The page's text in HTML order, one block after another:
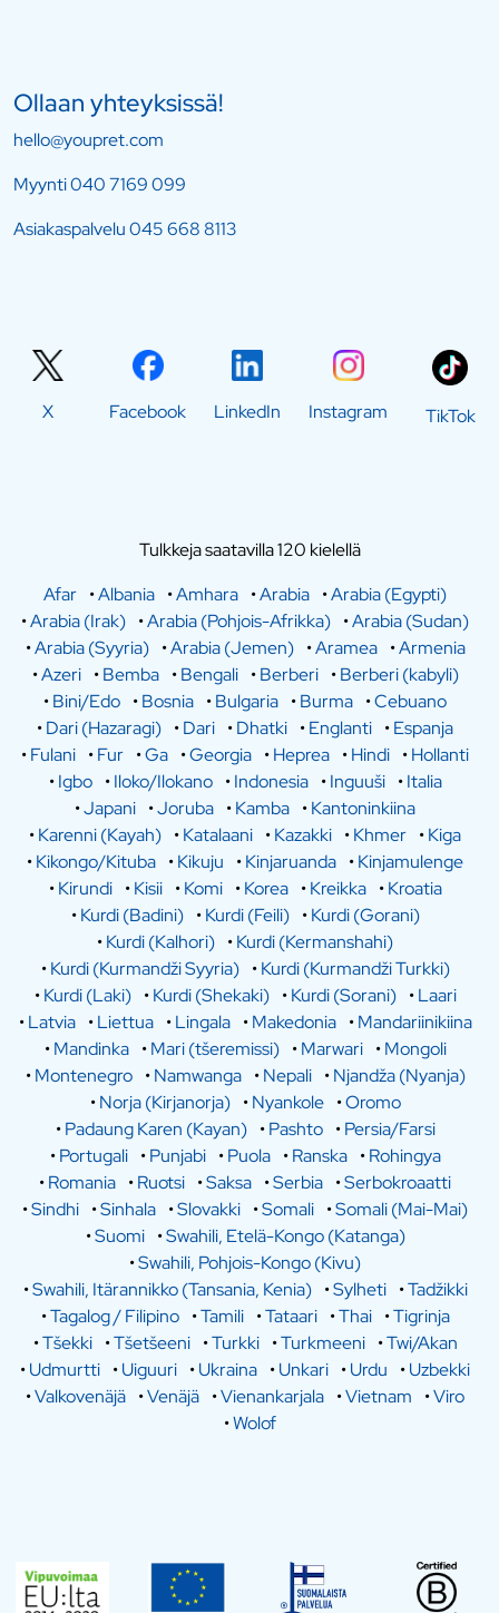
Ollaan yhteyksissä!
hello@youpret.com
Myynti040 7169 099
Asiakaspalvelu045 668 8113
X Facebook LinkedIn Instagram TikTok
Tulkkeja saatavilla 120 kielellä
Afar •Albania •Amhara •Arabia •Arabia (Egypti)
•Arabia (Irak) •Arabia (Pohjois-Afrikka) •Arabia (Sudan)
•Arabia (Syyria) •Arabia (Jemen) •Aramea •Armenia
•Azeri •Bemba •Bengali •Berberi •Berberi (kabyli)
•Bini/Edo •Bosnia •Bulgaria •Burma •Cebuano
•Dari (Hazaragi) •Dari •Dhatki •Englanti •Espanja
•Fulani •Fur •Ga •Georgia •Heprea •Hindi •Hollanti
•Igbo •Iloko/Ilokano •Indonesia •Inguuši •Italia
•Japani •Joruba •Kamba •Kantoninkiina
•Karenni (Kayah) •Katalaani •Kazakki •Khmer •Kiga
•Kikongo/Kituba •Kikuju •Kinjaruanda •Kinjamulenge
•Kirundi •Kisii •Komi •Korea •Kreikka •Kroatia
•Kurdi (Badini) •Kurdi (Feili) •Kurdi (Gorani)
•Kurdi (Kalhori) •Kurdi (Kermanshahi)
•Kurdi (Kurmandži Syyria) •Kurdi (Kurmandži Turkki)
•Kurdi (Laki) •Kurdi (Shekaki) •Kurdi (Sorani) •Laari
•Latvia •Liettua •Lingala •Makedonia •Mandariinikiina
•Mandinka •Mari (tšeremissi) •Marwari •Mongoli
•Montenegro •Namwanga •Nepali •Njandža (Nyanja)
•Norja (Kirjanorja) •Nyankole •Oromo
•Padaung Karen (Kayan) •Pashto •Persia/Farsi
•Portugali •Punjabi •Puola •Ranska •Rohingya
•Romania •Ruotsi •Saksa •Serbia •Serbokroaatti
•Sindhi •Sinhala •Slovakki •Somali •Somali (Mai-Mai)
•Suomi •Swahili, Etelä-Kongo (Katanga)
•Swahili, Pohjois-Kongo (Kivu)
•Swahili, Itärannikko (Tansania, Kenia) •Sylheti •Tadžikki
•Tagalog / Filipino •Tamili •Tataari •Thai •Tigrinja
•Tšekki •Tšetšeeni •Turkki •Turkmeeni •Twi/Akan
•Udmurtti •Uiguuri •Ukraina •Unkari •Urdu •Uzbekki
•Valkovenäjä •Venäjä •Vienankarjala •Vietnam •Viro
•Wolof